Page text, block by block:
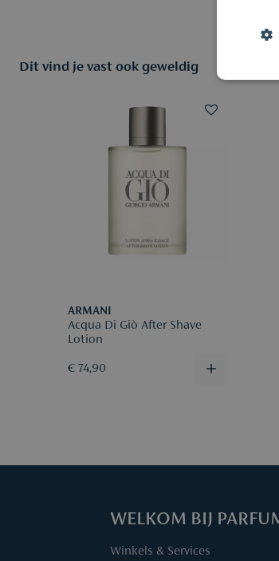
Dit vind je vast ook geweldig
ARMANI
Acqua Di Giò After Shave
Lotion
€ 74,90
WELKOM BIJ
Winkels & Services